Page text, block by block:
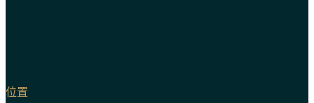
位置